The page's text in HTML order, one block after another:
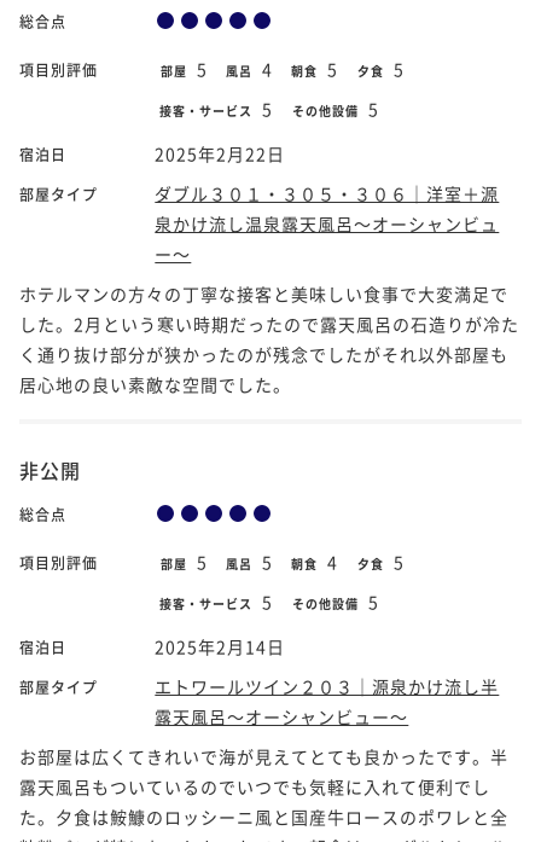
総合点
項目別評価 部屋 5 風呂 4 朝食 5 夕食 5
接客・サービス 5 その他設備 5
宿泊日 2025年2月22日
部屋タイプ
ダブル３０１・３０５・３０６｜洋室＋源
泉かけ流し温泉露天風呂～オーシャンビュ
ー～
ホテルマンの方々の丁寧な接客と美味しい食事で大変満足で
した。2月という寒い時期だったので露天風呂の石造りが冷た
く通り抜け部分が狭かったのが残念でしたがそれ以外部屋も
居心地の良い素敵な空間でした。
非公開
総合点
項目別評価 部屋 5 風呂 5 朝食 4 夕食 5
接客・サービス 5 その他設備 5
宿泊日 2025年2月14日
部屋タイプ
エトワールツイン２０３｜源泉かけ流し半
露天風呂～オーシャンビュー～
お部屋は広くてきれいで海が見えてとても良かったです。半
露天風呂もついているのでいつでも気軽に入れて便利でし
た。夕食は鮟鱇のロッシーニ風と国産牛ロースのポワレと全